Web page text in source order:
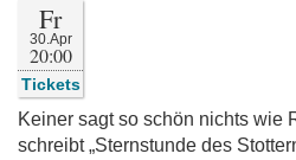
Fr
30.Apr
20:00
Tickets
Keiner sagt so schön nichts wie
schreibt „Sternstunde des